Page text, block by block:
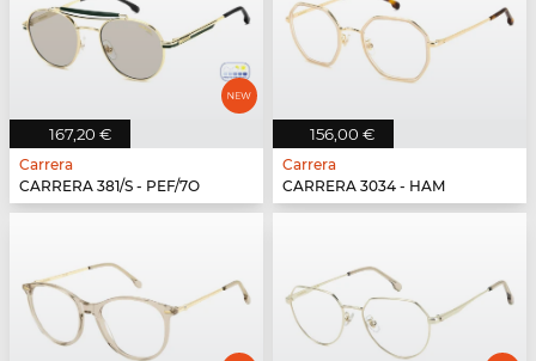
167,20 €
Carrera
CARRERA 381/S - PEF/7O
156,00 €
Carrera
CARRERA 3034 - HAM